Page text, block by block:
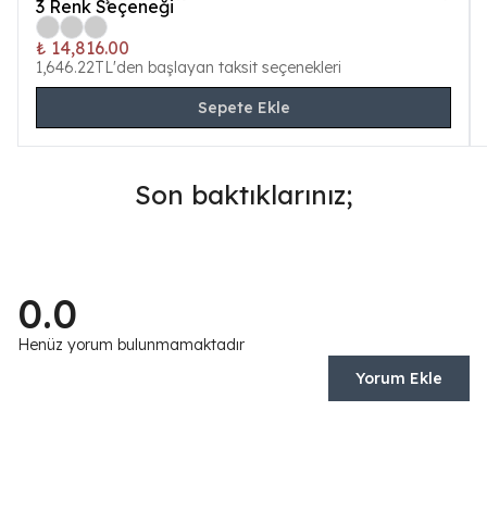
3 Renk Seçeneği
₺ 14,816.00
1,646.22TL'den başlayan taksit seçenekleri
Sepete Ekle
Son baktıklarınız;
0.0
Henüz yorum bulunmamaktadır
Yorum Ekle